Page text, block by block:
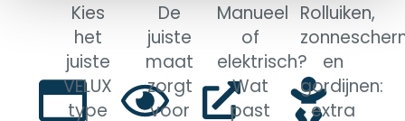
Kies
het
juiste
VELUX
type
De
juiste
maat
zorgt
voor
Manueel
of
elektrisch?
Wat
past
Rolluiken,
en
gordijnen:
extra